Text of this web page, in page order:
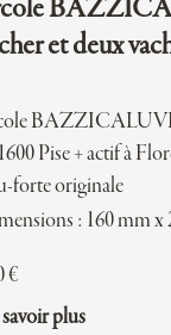
et deux
Pise + actif à
forte originale
: 160 mm x
€
plus